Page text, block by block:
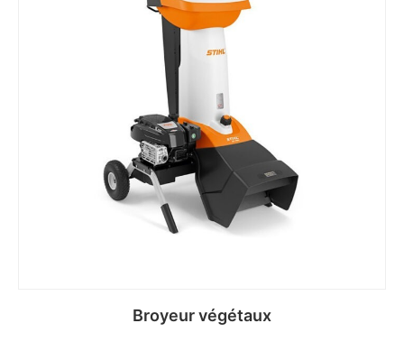
Broyeur végétaux